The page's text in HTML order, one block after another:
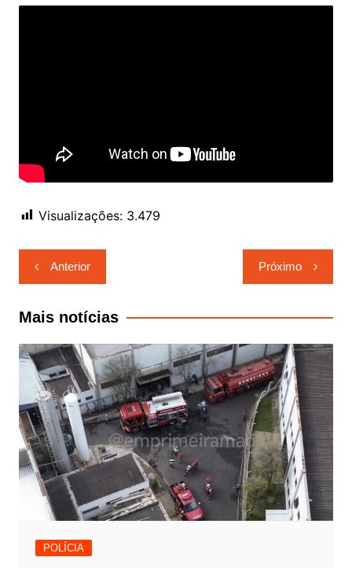
Visualizações: 3.479
Navegação
de
Post
Anterior Próximo
Mais notícias
POLÍCIA